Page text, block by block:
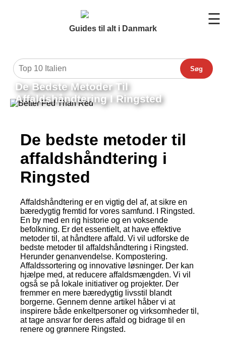
Guides til alt i Danmark
☰
Søg
De Bedste Metoder Til
Affaldshåndtering I Ringsted
De bedste metoder til
affaldshåndtering i
Ringsted
Affaldshåndtering er en vigtig del af, at sikre en
bæredygtig fremtid for vores samfund. I Ringsted.
En by med en rig historie og en voksende
befolkning. Er det essentielt, at have effektive
metoder til, at håndtere affald. Vi vil udforske de
bedste metoder til affaldshåndtering i Ringsted.
Herunder genanvendelse. Kompostering.
Affaldssortering og innovative løsninger. Der kan
hjælpe med, at reducere affaldsmængden. Vi vil
også se på lokale initiativer og projekter. Der
fremmer en mere bæredygtig livsstil blandt
borgerne. Gennem denne artikel håber vi at
inspirere både enkeltpersoner og virksomheder til,
at tage ansvar for deres affald og bidrage til en
renere og grønnere Ringsted.